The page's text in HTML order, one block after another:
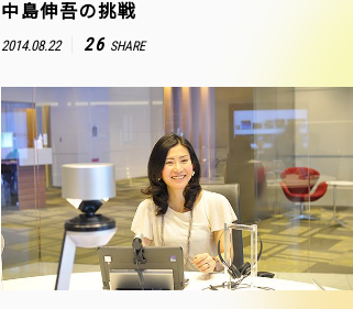
中島伸吾の挑戦
2014.08.22 26 SHARE